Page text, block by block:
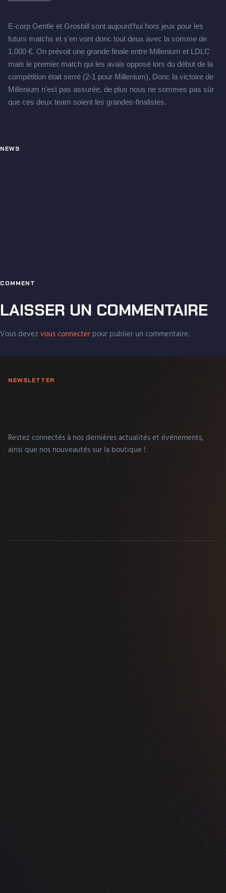
E-corp Gentle et Grosbill sont aujourd’hui hors jeux pour les
futurs matchs et s’en vont donc tout deux avec la somme de
1.000 €. On prévoit une grande finale entre Millenium et LDLC
mais le premier match qui les avais opposé lors du début de la
compétition était serré (2-1 pour Millenium), Donc la victoire de
Millenium n’est pas assurée, de plus nous ne sommes pas sûr
que ces deux team soient les grandes-finalistes.
NEWS
COMMENT
LAISSER UN COMMENTAIRE
Vous devez vous connecter pour publier un commentaire.
NEWSLETTER
Restez connectés à nos dernières actualités et événements,
ainsi que nos nouveautés sur la boutique !